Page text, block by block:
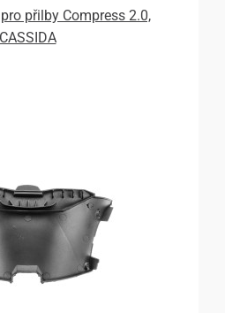
přilby Compress 2.0,
CASSIDA